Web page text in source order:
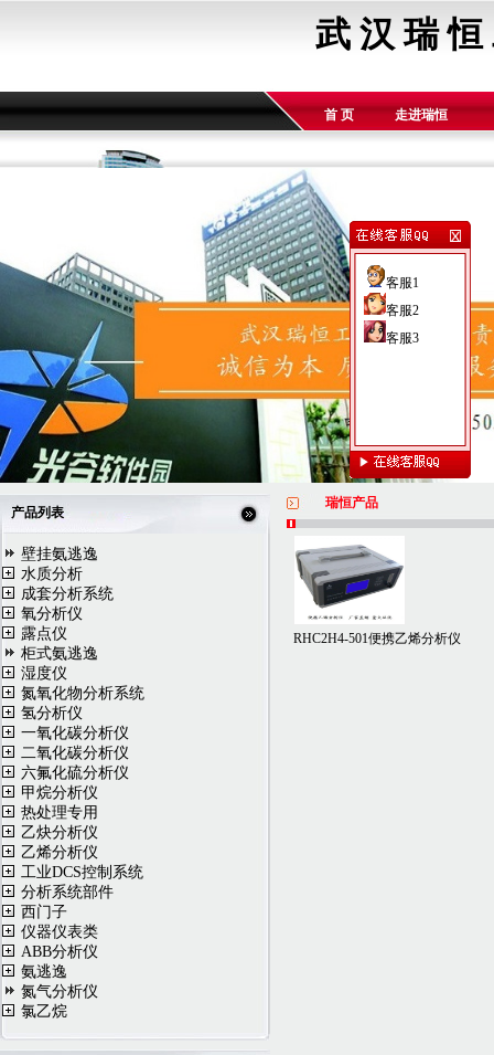
武 汉 瑞 恒
首 页 走进瑞恒
产品列表
壁挂氨逃逸
水质分析
成套分析系统
氧分析仪
露点仪
柜式氨逃逸
湿度仪
氮氧化物分析系统
氢分析仪
一氧化碳分析仪
二氧化碳分析仪
六氟化硫分析仪
甲烷分析仪
热处理专用
乙炔分析仪
乙烯分析仪
工业DCS控制系统
分析系统部件
西门子
仪器仪表类
ABB分析仪
氨逃逸
氮气分析仪
氯乙烷
瑞恒产品
RHC2H4-501便携乙烯分析仪